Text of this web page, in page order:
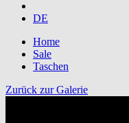
DE
Home
Sale
Taschen
Zurück zur Galerie